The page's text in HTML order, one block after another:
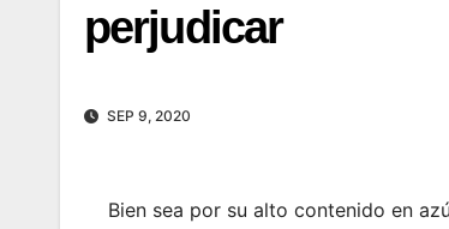
perjudicar
SEP 9, 2020
Bien sea por su alto contenido en